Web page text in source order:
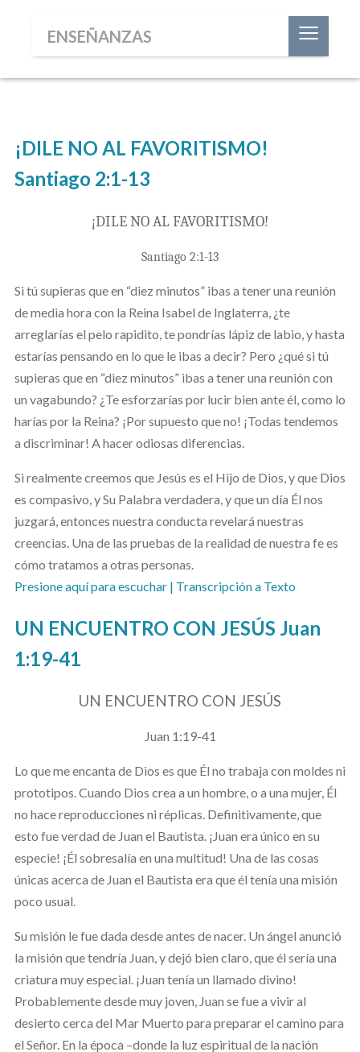
ENSEÑANZAS ≡
¡DILE NO AL FAVORITISMO!
Santiago 2:1-13
¡DILE NO AL FAVORITISMO!
Santiago 2:1-13
Si tú supieras que en “diez minutos” ibas a tener una reunión
de media hora con la Reina Isabel de Inglaterra, ¿te
arreglarías el pelo rapidito, te pondrías lápiz de labio, y hasta
estarías pensando en lo que le ibas a decir? Pero ¿qué si tú
supieras que en “diez minutos” ibas a tener una reunión con
un vagabundo? ¿Te esforzarías por lucir bien ante él, como lo
harías por la Reina? ¡Por supuesto que no! ¡Todas tendemos
a discriminar! A hacer odiosas diferencias.
Si realmente creemos que Jesús es el Hijo de Dios, y que Dios
es compasivo, y Su Palabra verdadera, y que un día Él nos
juzgará, entonces nuestra conducta revelará nuestras
creencias. Una de las pruebas de la realidad de nuestra fe es
cómo tratamos a otras personas.
Presione aquí para escuchar | Transcripción a Texto
UN ENCUENTRO CON JESÚS Juan
1:19-41
UN ENCUENTRO CON JESÚS
Juan 1:19-41
Lo que me encanta de Dios es que Él no trabaja con moldes ni
prototipos. Cuando Dios crea a un hombre, o a una mujer, Él
no hace reproducciones ni réplicas. Definitivamente, que
esto fue verdad de Juan el Bautista. ¡Juan era único en su
especie! ¡Él sobresalía en una multitud! Una de las cosas
únicas acerca de Juan el Bautista era que él tenía una misión
poco usual.
Su misión le fue dada desde antes de nacer. Un ángel anunció
la misión que tendría Juan, y dejó bien claro, que él sería una
criatura muy especial. ¡Juan tenía un llamado divino!
Probablemente desde muy joven, Juan se fue a vivir al
desierto cerca del Mar Muerto para preparar el camino para
el Señor. En la época –donde la luz espiritual de la nación